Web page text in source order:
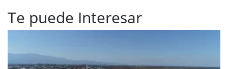
Te puede Interesar